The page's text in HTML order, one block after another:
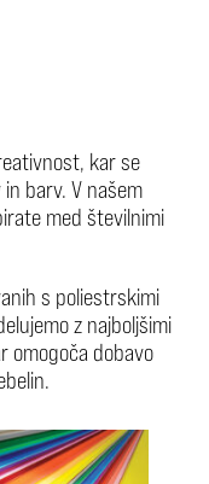
kar se
barv. V našem
med številnimi
s poliestrskimi
z najboljšimi
omogoča dobavo